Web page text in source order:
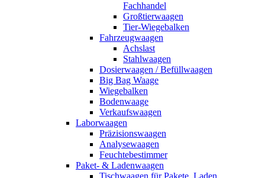
Fachhandel
Großtierwaagen
Tier-Wiegebalken
Fahrzeugwaagen
Achslast
Stahlwaagen
Dosierwaagen / Befüllwaagen
Big Bag Waage
Wiegebalken
Bodenwaage
Verkaufswaagen
Laborwaagen
Präzisionswaagen
Analysewaagen
Feuchtebestimmer
Paket- & Ladenwaagen
Tischwaagen für Pakete, Laden